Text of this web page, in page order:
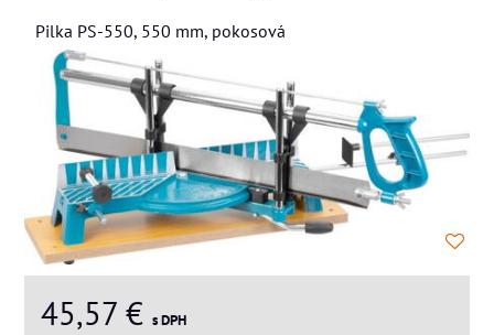
Pilka PS-550, 550 mm, pokosová
45,57 € s DPH